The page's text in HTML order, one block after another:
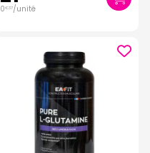
0€37/unité